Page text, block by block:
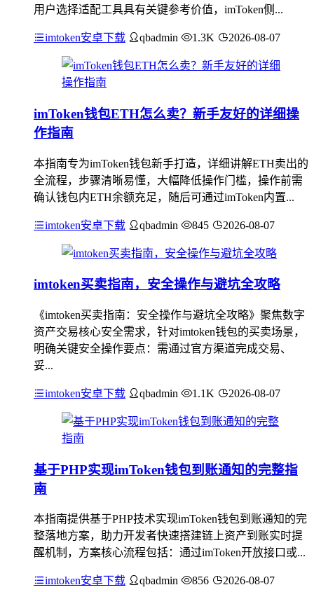
用户选择适配工具具有关键参考价值，imToken侧...
imtoken安卓下载 qbadmin 1.3K 2026-08-07
imToken钱包ETH怎么卖？新手友好的详细操
作指南
本指南专为imToken钱包新手打造，详细讲解ETH卖出的
全流程，步骤清晰易懂，大幅降低操作门槛，操作前需
确认钱包内ETH余额充足，随后可通过imToken内置...
imtoken安卓下载 qbadmin 845 2026-08-07
imtoken买卖指南，安全操作与避坑全攻略
《imtoken买卖指南：安全操作与避坑全攻略》聚焦数字
资产交易核心安全需求，针对imtoken钱包的买卖场景，
明确关键安全操作要点：需通过官方渠道完成交易、
妥...
imtoken安卓下载 qbadmin 1.1K 2026-08-07
基于PHP实现imToken钱包到账通知的完整指
南
本指南提供基于PHP技术实现imToken钱包到账通知的完
整落地方案，助力开发者快速搭建链上资产到账实时提
醒机制，方案核心流程包括：通过imToken开放接口或...
imtoken安卓下载 qbadmin 856 2026-08-07